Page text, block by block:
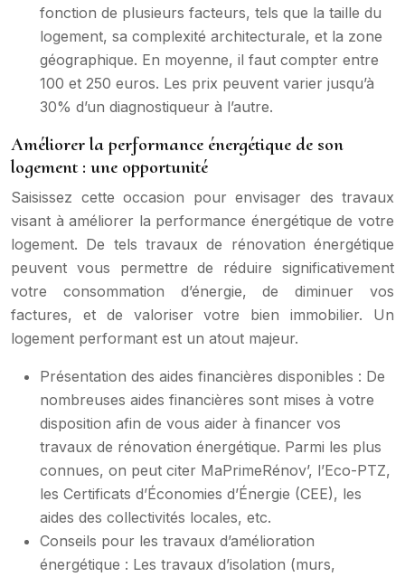
fonction de plusieurs facteurs, tels que la taille du
logement, sa complexité architecturale, et la zone
géographique. En moyenne, il faut compter entre
100 et 250 euros. Les prix peuvent varier jusqu’à
30% d’un diagnostiqueur à l’autre.
Améliorer la performance énergétique de son
logement : une opportunité
Saisissez cette occasion pour envisager des travaux
visant à améliorer la performance énergétique de votre
logement. De tels travaux de rénovation énergétique
peuvent vous permettre de réduire significativement
votre consommation d’énergie, de diminuer vos
factures, et de valoriser votre bien immobilier. Un
logement performant est un atout majeur.
Présentation des aides financières disponibles : De
nombreuses aides financières sont mises à votre
disposition afin de vous aider à financer vos
travaux de rénovation énergétique. Parmi les plus
connues, on peut citer MaPrimeRénov’, l’Eco-PTZ,
les Certificats d’Économies d’Énergie (CEE), les
aides des collectivités locales, etc.
Conseils pour les travaux d’amélioration
énergétique : Les travaux d’isolation (murs,